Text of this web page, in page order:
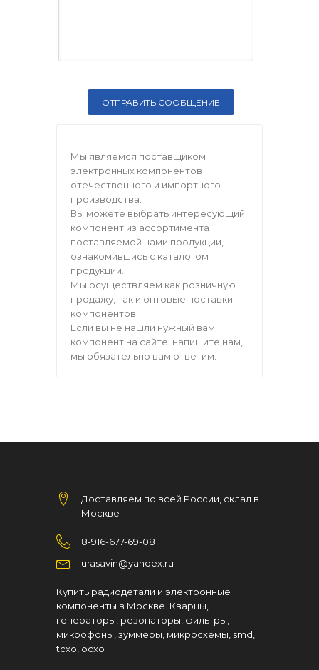
Мы являемся поставщиком
электронных компонентов
отечественного и импортного
производства.
Вы можете выбрать интересующий
компонент из ассортимента
поставляемой нами продукции,
ознакомившись с каталогом
продукции.
Мы осуществляем как розничную
продажу, так и оптовые поставки
компонентов.
Если вы не нашли нужный вам
компонент на сайте, напишите нам,
мы обязательно вам ответим.
Доставляем по всей России, склад в
Москве
8-916-677-69-08
urasavin@yandex.ru
Купить радиодетали и электронные
компоненты в Москве. Кварцы,
генераторы, резонаторы, фильтры,
микрофоны, зуммеры, микросхемы, smd,
tcxo, ocxo